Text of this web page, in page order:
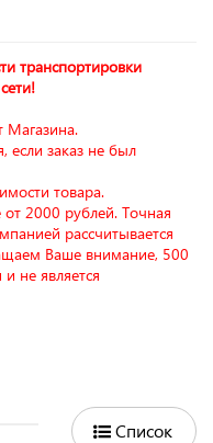
транспортировки
Магазина.
если заказ не был
товара.
2000 рублей. Точная
рассчитывается
Ваше внимание, 500
не является
Список